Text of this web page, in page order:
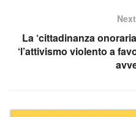
La ‘cittadinanza
‘l’attivismo violento a